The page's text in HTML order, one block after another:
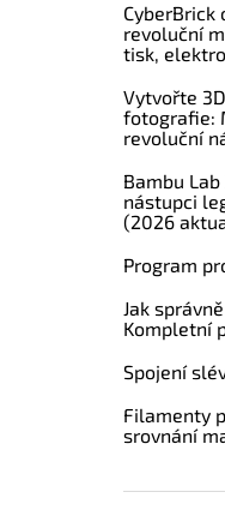
CyberBrick
revoluční
tisk,
Vytvořte
fotografie:
revoluční
Bambu
nástupci
(2026
Program
Jak
Kompletní
Spojení
Filamenty
srovnání